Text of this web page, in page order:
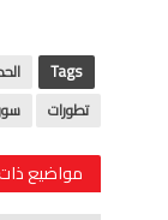
Tags
تطورات
مواضيع